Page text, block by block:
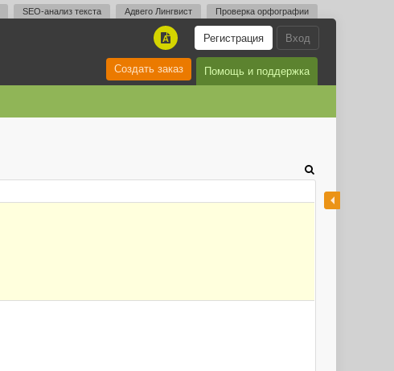
SEO-анализ текста Адвего Лингвист Проверка орфографии
Вход
Регистрация
A
Помощь и поддержка
Создать заказ